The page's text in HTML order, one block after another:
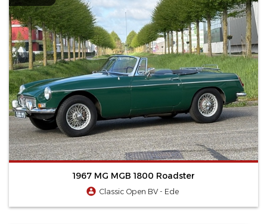
1967 MG MGB 1800 Roadster
Classic Open BV - Ede